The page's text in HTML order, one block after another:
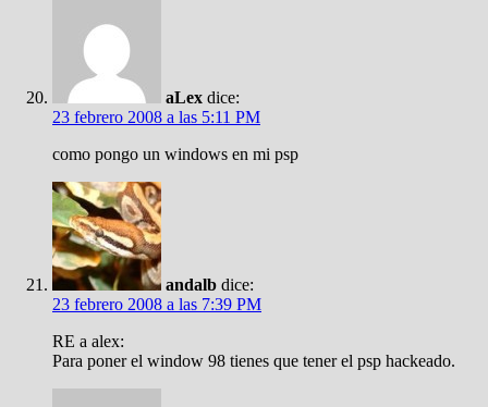
aLex dice:
23 febrero 2008 a las 5:11 PM
como pongo un windows en mi psp
andalb dice:
23 febrero 2008 a las 7:39 PM
RE a alex:
Para poner el window 98 tienes que tener el psp hackeado.